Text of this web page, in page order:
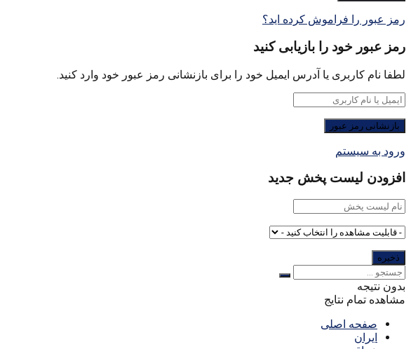
رمز عبور را فراموش کرده اید؟
رمز عبور خود را بازیابی کنید
لطفا نام کاربری یا آدرس ایمیل خود را برای بازنشانی رمز عبور خود وارد کنید.
ورود به سیستم
افزودن لیست پخش جدید
بدون نتیجه
مشاهده تمام نتایج
صفحه اصلی
ایران